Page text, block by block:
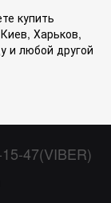
купить
Харьков,
и любой другой
47(VIBER)